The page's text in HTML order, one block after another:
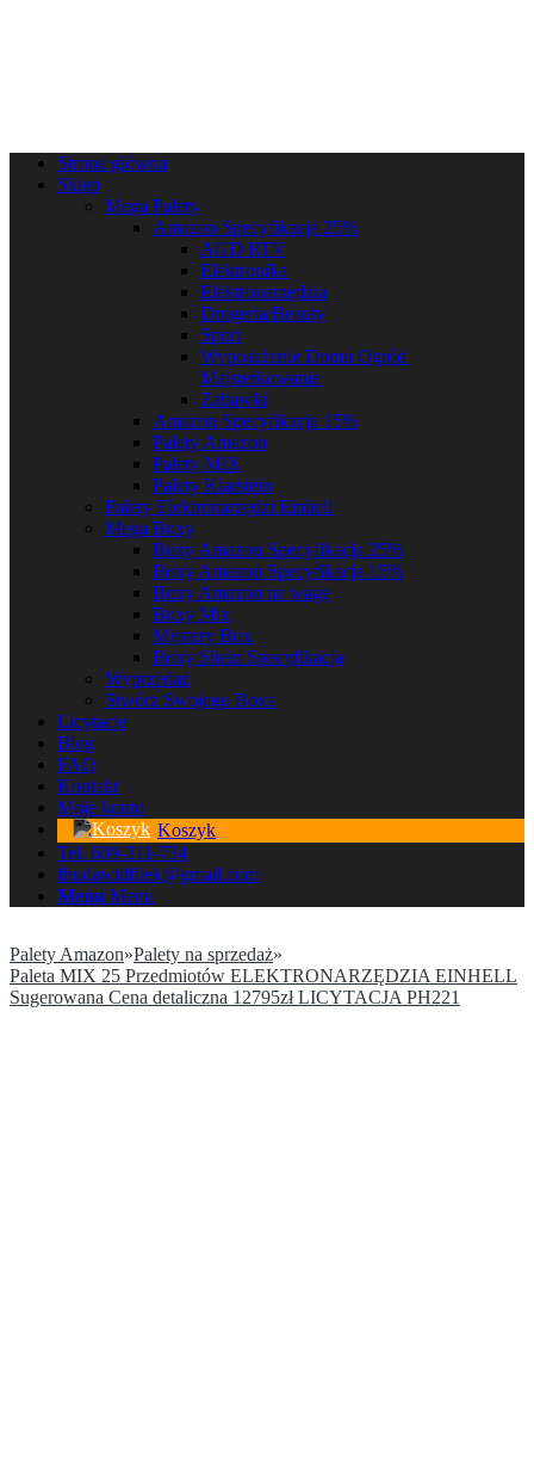
Strona główna
Sklep
Mega Palety
Amazon Specyfikacja 25%
AGD RTV
Elektronika
Elektronarzędzia
Drogeria/Beauty
Sport
Wyposażenie Domu Ogród
Majsterkowanie
Zabawki
Amazon Specyfikacja 15%
Palety Amazon
Palety MIX
Palety Klarstein
Palety Elektronarzędzi Einhell
Mega Boxy
Boxy Amazon Specyfikacja 25%
Boxy Amazon Specyfikacja 15%
Boxy Amazon na wagę
Boxy Mix
Mystery Box
Boxy Shein Specyfikacja
Wyprzedaż
Stwórz Swojego Boxa
Licytacje
Blog
FAQ
Kontakt
Moje konto
Koszyk
Tel. 609-311-734
fhudawidfilek@gmail.com
Menu Menu
Palety Amazon»Palety na sprzedaż»
Paleta MIX 25 Przedmiotów ELEKTRONARZĘDZIA EINHELL
Sugerowana Cena detaliczna 12795zł LICYTACJA PH221